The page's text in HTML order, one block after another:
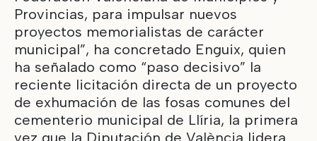
Provincias, para impulsar nuevos
proyectos memorialistas de carácter
municipal”, ha concretado Enguix, quien
ha señalado como “paso decisivo” la
reciente licitación directa de un proyecto
de exhumación de las fosas comunes del
cementerio municipal de Llíria, la primera
vez que la Diputación de València lidera